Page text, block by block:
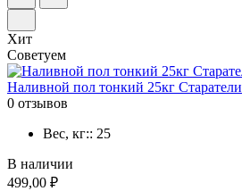
Хит
Советуем
Наливной пол тонкий 25кг Старатели
0 отзывов
Вес, кг:: 25
В наличии
499,00 ₽